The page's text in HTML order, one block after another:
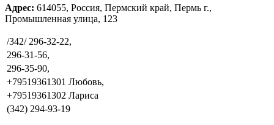
Адрес: 614055, Россия, Пермский край, Пермь г.,
Промышленная улица, 123
/342/ 296-32-22,
296-31-56,
296-35-90,
+79519361301 Любовь,
+79519361302 Лариса
(342) 294-93-19